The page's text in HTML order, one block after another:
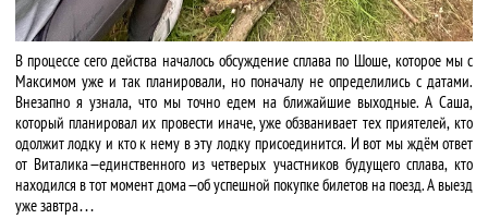
В процессе сего действа началось обсуждение сплава по Шоше, которое мы с
Максимом уже и так планировали, но поначалу не определились с датами.
Внезапно я узнала, что мы точно едем на ближайшие выходные. А Саша,
который планировал их провести иначе, уже обзванивает тех приятелей, кто
одолжит лодку и кто к нему в эту лодку присоединится. И вот мы ждём ответ
от Виталика — единственного из четверых участников будущего сплава, кто
находился в тот момент дома — об успешной покупке билетов на поезд. А выезд
уже завтра…